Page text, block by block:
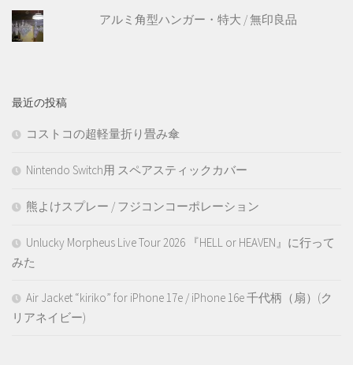
アルミ角型ハンガー・特大 / 無印良品
最近の投稿
コストコの超軽量折り畳み傘
Nintendo Switch用 スペアスティックカバー
熊よけスプレー / フジコンコーポレーション
Unlucky Morpheus Live Tour 2026 『HELL or HEAVEN』に行って
みた
Air Jacket “kiriko” for iPhone 17e / iPhone 16e 千代柄（扇）(ク
リアネイビー)